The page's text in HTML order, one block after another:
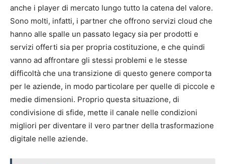
anche i player di mercato lungo tutto la catena del valore.
Sono molti, infatti, i partner che offrono servizi cloud che
hanno alle spalle un passato legacy sia per prodotti e
servizi offerti sia per propria costituzione, e che quindi
vanno ad affrontare gli stessi problemi e le stesse
difficoltà che una transizione di questo genere comporta
per le aziende, in modo particolare per quelle di piccole e
medie dimensioni. Proprio questa situazione, di
condivisione di sfide, mette il canale nelle condizioni
migliori per diventare il vero partner della trasformazione
digitale nelle aziende.